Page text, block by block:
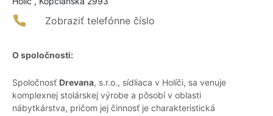
Zobraziť telefónne číslo
O spoločnosti:
Spoločnosť Drevana, s.r.o., sídliaca v Holíči, sa venuje
komplexnej stolárskej výrobe a pôsobí v oblasti
nábytkárstva, pričom jej činnosť je charakteristická